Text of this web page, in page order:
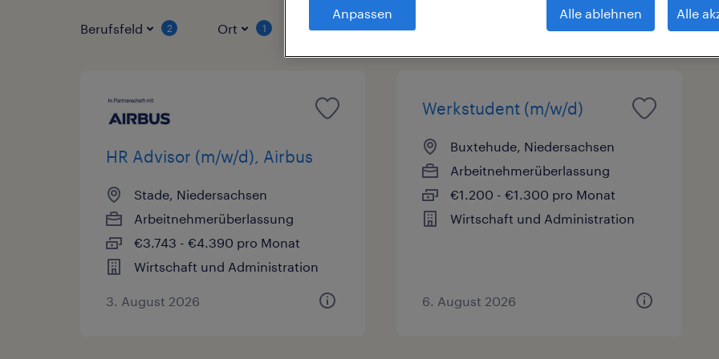
Berufsfeld 2 Ort 1 Vertragsart Arbeitszeit
HR Advisor (m/w/d), Airbus
Stade, Niedersachsen
Arbeitnehmerüberlassung
€3.743 - €4.390 pro Monat
Wirtschaft und Administration
3. August 2026
Werkstudent (m/w/d)
Buxtehude, Niedersachsen
Arbeitnehmerüberlassung
€1.200 - €1.300 pro Monat
Wirtschaft und Administration
6. August 2026
Anpassen Alle ablehnen Alle